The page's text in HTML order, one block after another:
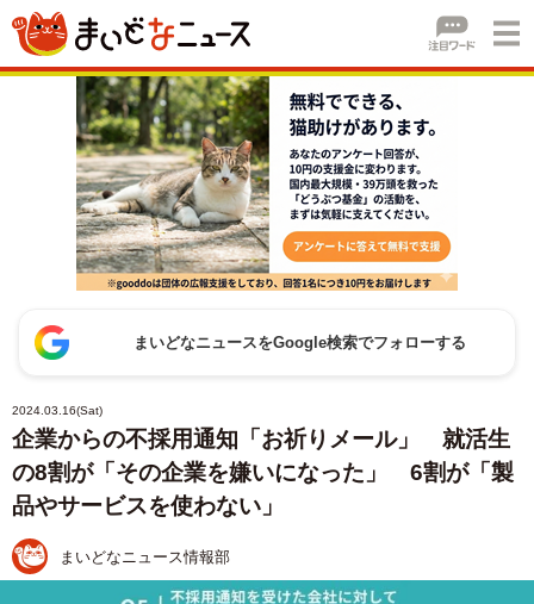
まいどなニュースをGoogle検索でフォローする
2024.03.16(Sat)
企業からの不採用通知「お祈りメール」 就活生
の8割が「その企業を嫌いになった」 6割が「製
品やサービスを使わない」
まいどなニュース情報部